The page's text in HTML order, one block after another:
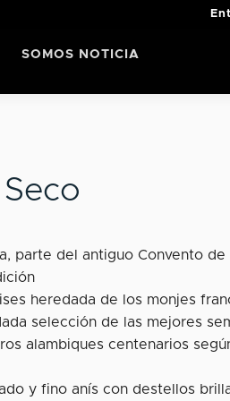
SOMOS NOTICIA
parte del antiguo Convento de
heredada de los monjes
selección de las mejores
alambiques centenarios
y fino anís con destellos